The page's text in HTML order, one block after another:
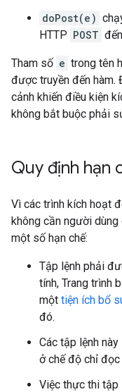
doPost(e)
HTTP POST
Tham số e trong tên
được truyền đến hàm.
cảnh khiến điều kiện
không bắt buộc phải
Quy định hạn
Vì các trình kích hoạt
không cần người dùng
một số hạn chế:
Tập lệnh phải
tính, Trang trình
một tiện ích bổ
đó.
Các tập lệnh
ở chế độ chỉ
Việc thực thi tập